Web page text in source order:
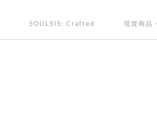
SOULSIS: Crafted 現貨商品